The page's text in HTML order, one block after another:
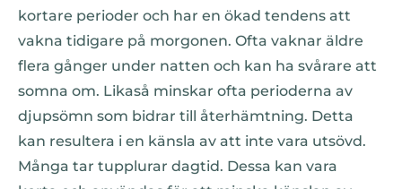
kortare perioder och har en ökad tendens att
vakna tidigare på morgonen. Ofta vaknar äldre
flera gånger under natten och kan ha svårare att
somna om. Likaså minskar ofta perioderna av
djupsömn som bidrar till återhämtning. Detta
kan resultera i en känsla av att inte vara utsövd.
Många tar tupplurar dagtid. Dessa kan vara